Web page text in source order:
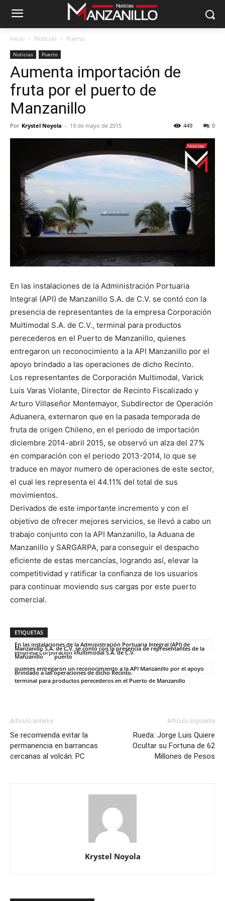
Inicio Noticias Puerto
Noticias Puerto
Aumenta importación de
fruta por el puerto de
Manzanillo
Por Krystel Noyola - 19 de mayo de 2015 0
449
En las instalaciones de la Administración Portuaria
Integral (API) de Manzanillo S.A. de C.V. se contó con la
presencia de representantes de la empresa Corporación
Multimodal S.A. de C.V., terminal para productos
perecederos en el Puerto de Manzanillo, quienes
entregaron un reconocimiento a la API Manzanillo por el
apoyo brindado a las operaciones de dicho Recinto.
Los representantes de Corporación Multimodal, Varick
Luis Varas Violante, Director de Recinto Fiscalizado y
Arturo Villaseñor Montemayor, Subdirector de Operación
Aduanera, externaron que en la pasada temporada de
fruta de origen Chileno, en el periodo de importación
diciembre 2014-abril 2015, se observó un alza del 27%
en comparación con el periodo 2013-2014, lo que se
traduce en mayor numero de operaciones de este sector,
el cual les representa el 44.11% del total de sus
movimientos.
Derivados de este importante incremento y con el
objetivo de ofrecer mejores servicios, se llevó a cabo un
trabajo conjunto con la API Manzanillo, la Aduana de
Manzanillo y SARGARPA, para conseguir el despacho
eficiente de estas mercancías, logrando así, elevar la
competitividad y ratificar la confianza de los usuarios
para continuar moviendo sus cargas por este puerto
comercial.
ETIQUETAS
En las instalaciones de la Administración Portuaria Integral (API) de
Manzanillo S.A. de C.V. se contó con la presencia de representantes de la
empresa Corporación Multimodal S.A. de C.V.
Manzanillo
puerto
quienes entregaron un reconocimiento a la API Manzanillo por el apoyo
brindado a las operaciones de dicho Recinto.
terminal para productos perecederos en el Puerto de Manzanillo
Artículo anterior
Se recomienda evitar la
permanencia en barrancas
cercanas al volcán: PC
Artículo siguiente
Rueda: Jorge Luis Quiere
Ocultar su Fortuna de 62
Millones de Pesos
Krystel Noyola